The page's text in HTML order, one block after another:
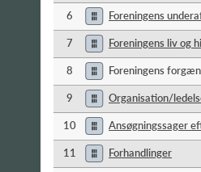
6 Foreningens
7 Foreningens liv og
8 Foreningens
9 Organisation/
10 Ansøgningssager
11 Forhandlinger